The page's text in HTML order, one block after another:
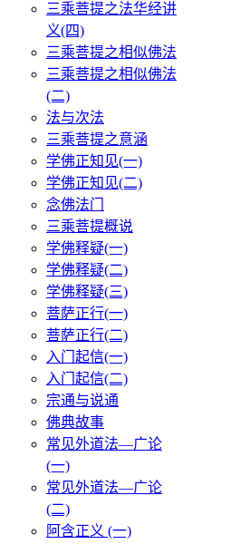
三乘菩提之法华经讲
义(四)
三乘菩提之相似佛法
三乘菩提之相似佛法
(二)
法与次法
三乘菩提之意涵
学佛正知见(一)
学佛正知见(二)
念佛法门
三乘菩提概说
学佛释疑(一)
学佛释疑(二)
学佛释疑(三)
菩萨正行(一)
菩萨正行(二)
入门起信(一)
入门起信(二)
宗通与说通
佛典故事
常见外道法—广论
(一)
常见外道法—广论
(二)
阿含正义 (一)